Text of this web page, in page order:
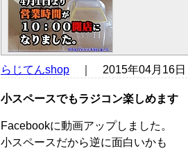
らじてんshop ｜ 2015年04月16日
小スペースでもラジコン楽しめます
Facebookに動画アップしました。
小スペースだから逆に面白いかも